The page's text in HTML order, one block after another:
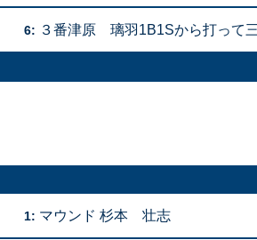
6: ３番津原 璃羽1B1Sから打って
1: マウンド 杉本 壮志